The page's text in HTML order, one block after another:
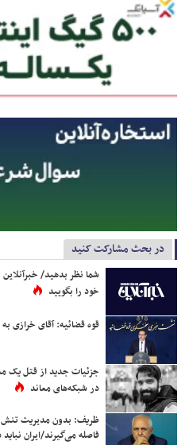
در بحث مشارکت کنید
شما نظر بدهید/ خبرآنلاین
خود را بگویید
قوه قضائیه: آقای خرازی
جزئیات جدید از قتل یک
در شبکه‌های معاند
ظریف: بدون مدیریت تنش
فاصله می‌گیرند/ایران